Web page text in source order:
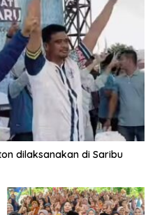
dilaksanakan di Saribu